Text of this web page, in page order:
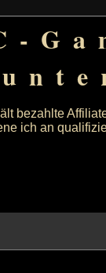
bezahlte
ich an